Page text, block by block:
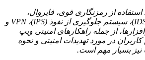
استفاده از رمزنگاری قوی، فایروال،
سیستم تشخیص نفوذ (IDS)، سیستم جلوگیری از نفوذ (IPS)، VPN و
از جمله راهکارهای امنیتی ویپ
در مورد تهدیدات امنیتی و نحوه
نیز بسیار مهم است.